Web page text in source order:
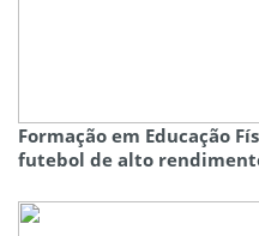
Formação em Educação
futebol de alto